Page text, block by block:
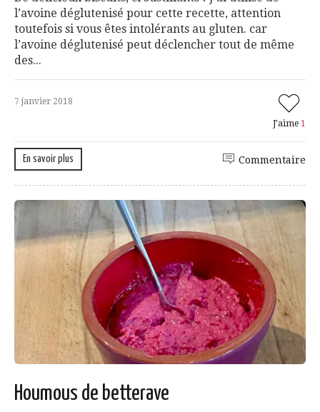
l’avoine déglutenisé pour cette recette, attention
toutefois si vous êtes intolérants au gluten. car
l’avoine déglutenisé peut déclencher tout de même
des...
7 janvier 2018
J'aime 1
En savoir plus Commentaire
Houmous de betterave